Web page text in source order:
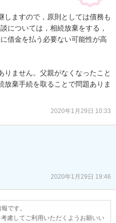
しますので，原則としては債務も
については，相続放棄をする，
借金を払う必要ない可能性が高
りません。父親がなくなったこと
放棄手続を取ることで問題ありま
2020年1月29日 10:33
2020年1月29日 19:46
です。
慮してご利用いただくようお願いい